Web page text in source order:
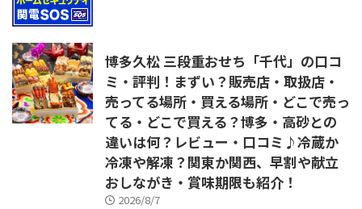
博多久松 三段重おせち「千代」の口コ
ミ・評判！まずい？販売店・取扱店・
売ってる場所・買える場所・どこで売っ
てる・どこで買える？博多・高砂との
違いは何？レビュー・口コミ♪冷蔵か
冷凍や解凍？関東か関西、早割や献立
おしながき・賞味期限も紹介！
2026/8/7